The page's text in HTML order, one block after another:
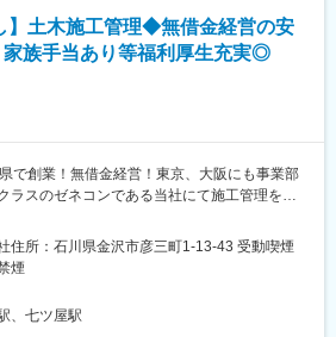
について：
の物件を1口100万円、5口・10口から保有
象は東京主要5区、名古屋・栄、京都、大阪・
などで、駅徒歩3～4分以内が中心。物件の希
管理コストを抑えやすい規模、売却後の一括
はなく、金融機関や既存顧客からの紹介に対
を提案できます。
ブについて：
価は小口商品で約2,500万円。月2～3件の成約
を含めた表記です。
】土木施工管理◆無借金経営の安
家族手当あり等福利厚生充実◎
で創業！無借金経営！東京、大阪にも事業部
ラスのゼネコンである当社にて施工管理をお
画表作成、品質・工程・安全管理、業者選定
住所：石川県金沢市彦三町1-13-43 受動喫煙
煙
、七ツ屋駅